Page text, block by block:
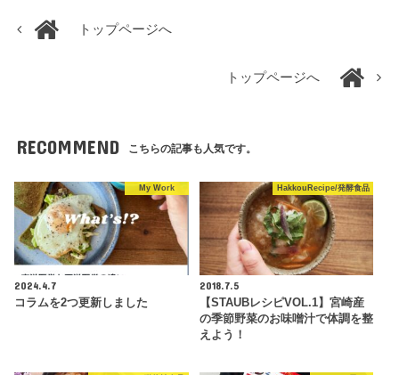
トップページへ
トップページへ
RECOMMEND こちらの記事も人気です。
My Work
2024.4.7
コラムを2つ更新しました
HakkouRecipe/発酵食品
2018.7.5
【STAUBレシピVOL.1】宮崎産
の季節野菜のお味噌汁で体調を整
えよう！